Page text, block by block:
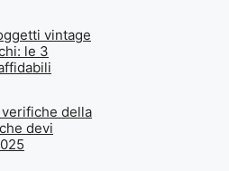
vintage
le 3
della
devi